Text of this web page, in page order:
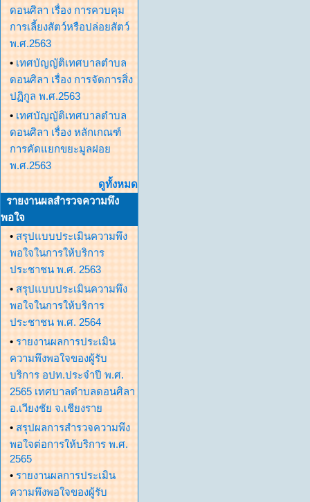
ดอนศิลา เรื่อง การควบคุม
การเลี้ยงสัตว์หรือปล่อยสัตว์
พ.ศ.2563
• เทศบัญญัติเทศบาลตำบล
ดอนศิลา เรื่อง การจัดการสิ่ง
ปฏิกูล พ.ศ.2563
• เทศบัญญัติเทศบาลตำบล
ดอนศิลา เรื่อง หลักเกณฑ์
การคัดแยกขยะมูลฝอย
พ.ศ.2563
ดูทั้งหมด
รายงานผลสำรวจความพึง
พอใจ
• สรุปแบบประเมินความพึง
พอใจในการให้บริการ
ประชาชน พ.ศ. 2563
• สรุปแบบประเมินความพึง
พอใจในการให้บริการ
ประชาชน พ.ศ. 2564
• รายงานผลการประเมิน
ความพึงพอใจของผู้รับ
บริการ อปท.ประจำปี พ.ศ.
2565 เทศบาลตำบลดอนศิลา
อ.เวียงชัย จ.เชียงราย
• สรุปผลการสำรวจความพึง
พอใจต่อการให้บริการ พ.ศ.
2565
• รายงานผลการประเมิน
ความพึงพอใจของผู้รับ